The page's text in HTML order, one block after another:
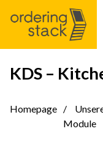
KDS –
Homepage
Module